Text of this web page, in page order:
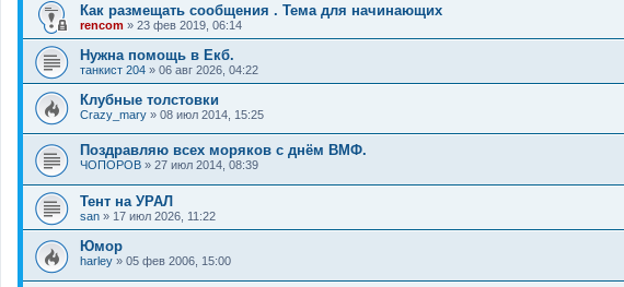
Как размещать сообщения . Тема для начинающих
rencom » 23 фев 2019, 06:14
Нужна помощь в Екб.
танкист 204 » 06 авг 2026, 04:22
Клубные толстовки
Crazy_mary » 08 июл 2014, 15:25
Поздравляю всех моряков с днём ВМФ.
ЧОПОРОВ » 27 июл 2014, 08:39
Тент на УРАЛ
san » 17 июл 2026, 11:22
Юмор
harley » 05 фев 2006, 15:00